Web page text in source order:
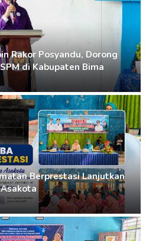
Rakor Posyandu, Dorong
di Kabupaten Bima
Berprestasi Lanjutkan